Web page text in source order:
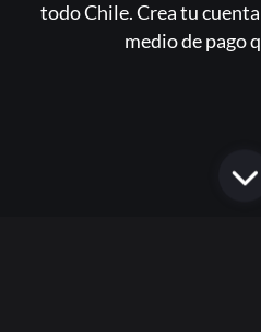
todo Chile. Crea tu
medio de pago